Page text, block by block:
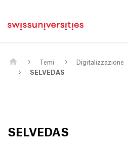
Navigazione principale
Contenuto
Meta Navigation
Temi Digitalizzazione
SELVEDAS
SELVEDAS